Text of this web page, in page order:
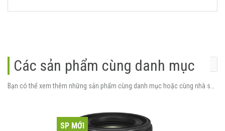
Các sản phẩm cùng danh mục
Bạn có thể xem thêm những sản phẩm cùng danh mục hoặc cùng nhà sản xuất.
SP MỚI